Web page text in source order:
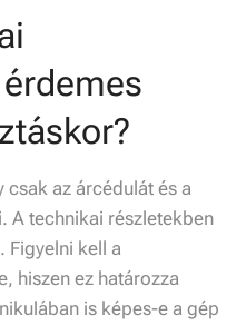
az árcédulát és a
A technikai részletekben
Figyelni kell a
hiszen ez határozza
is képes-e a gép